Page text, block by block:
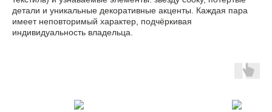
детали и уникальные декоративные акценты. Каждая пара
имеет неповторимый характер, подчёркивая
индивидуальность владельца.